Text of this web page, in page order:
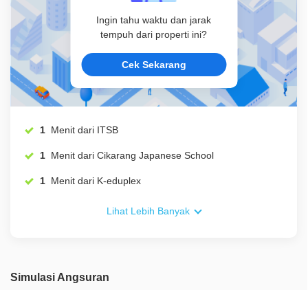
Ingin tahu waktu dan jarak
tempuh dari properti ini?
Cek Sekarang
1 Menit dari ITSB
1 Menit dari Cikarang Japanese School
1 Menit dari K-eduplex
Lihat Lebih Banyak
Simulasi Angsuran